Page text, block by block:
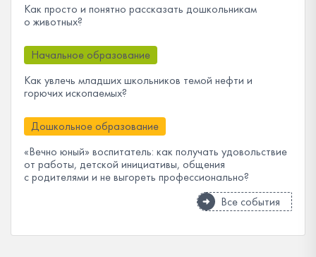
Как просто и понятно рассказать дошкольникам
о животных?
Начальное образование
Как увлечь младших школьников темой нефти и
горючих ископаемых?
Дошкольное образование
«Вечно юный» воспитатель: как получать удовольствие
от работы, детской инициативы, общения
с родителями и не выгореть профессионально?
Все события